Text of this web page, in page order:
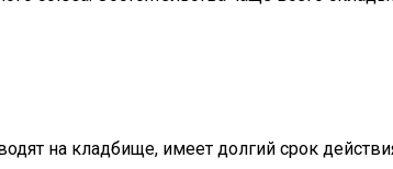
на кладбище, имеет долгий срок